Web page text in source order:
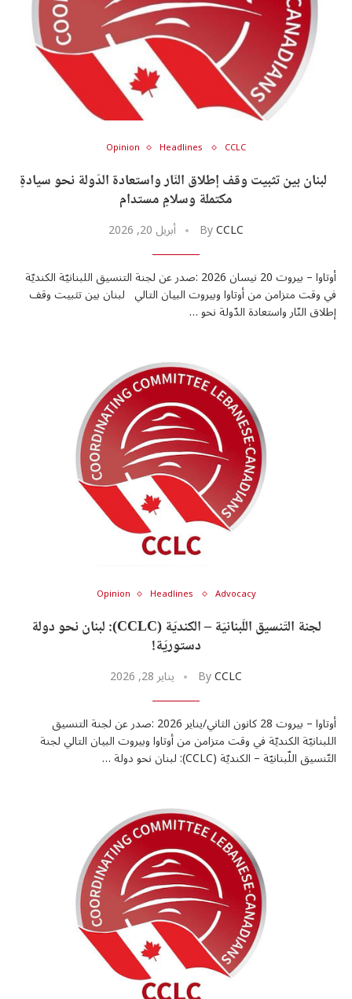
CCLC
Headlines
Opinion
لبنان بين تثبيت وقف إطلاق النّار واستعادة الدّولة نحو سيادةٍ
مكتملة وسلامٍ مستدام
ByCCLC أبريل 20, 2026
أوتاوا – بيروت 20 نيسان 2026 :صدر عن لجنة التنسيق اللبنانيّة الكنديّة
في وقت متزامن من أوتاوا وبيروت البيان التالي لبنان بين تثبيت وقف
إطلاق النّار واستعادة الدّولة نحو …
Advocacy
Headlines
Opinion
لجنة التّنسيق اللّبنانيّة – الكنديّة (CCLC): لبنان نحو دولة
دستوريّة!
ByCCLC يناير 28, 2026
أوتاوا – بيروت 28 كانون الثاني/يناير 2026 :صدر عن لجنة التنسيق
اللبنانيّة الكنديّة في وقت متزامن من أوتاوا وبيروت البيان التالي لجنة
التّنسيق اللّبنانيّة – الكنديّة (CCLC): لبنان نحو دولة …
U0633U0627U062EU0646
U0633U0627U062EU0646